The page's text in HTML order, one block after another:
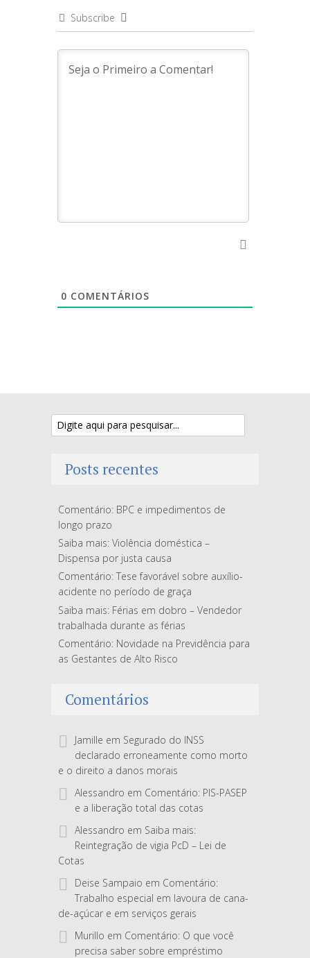
Subscribe
0 COMENTÁRIOS
Posts recentes
Comentário: BPC e impedimentos de
longo prazo
Saiba mais: Violência doméstica –
Dispensa por justa causa
Comentário: Tese favorável sobre auxílio-
acidente no período de graça
Saiba mais: Férias em dobro – Vendedor
trabalhada durante as férias
Comentário: Novidade na Previdência para
as Gestantes de Alto Risco
Comentários
Jamille em Segurado do INSS
declarado erroneamente como morto
e o direito a danos morais
Alessandro em Comentário: PIS-PASEP
e a liberação total das cotas
Alessandro em Saiba mais:
Reintegração de vigia PcD – Lei de
Cotas
Deise Sampaio em Comentário:
Trabalho especial em lavoura de cana-
de-açúcar e em serviços gerais
Murillo em Comentário: O que você
precisa saber sobre empréstimo